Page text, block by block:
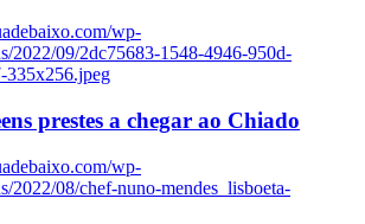
wp-
2022/09/2dc75683-1548-4946-950d-
335x256.jpeg
prestes a chegar ao Chiado
wp-
2022/08/chef-nuno-mendes_lisboeta-